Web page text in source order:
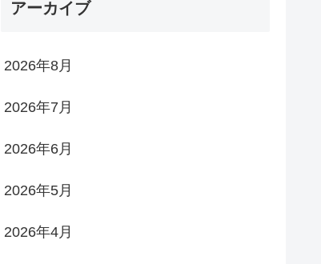
アーカイブ
2026年8月
2026年7月
2026年6月
2026年5月
2026年4月